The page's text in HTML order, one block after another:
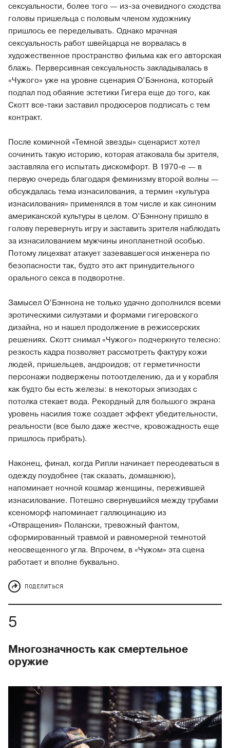
сексуальности, более того — из-за очевидного сходства
головы пришельца с половым членом художнику
пришлось ее переделывать. Однако мрачная
сексуальность работ швейцарца не ворвалась в
художественное пространство фильма как его авторская
блажь. Перверсивная сексуальность закладывалась в
«Чужого» уже на уровне сценария О’Бэннона, который
подпал под обаяние эстетики Гигера еще до того, как
Скотт все-таки заставил продюсеров подписать с тем
контракт.
После комичной «Темной звезды» сценарист хотел
сочинить такую историю, которая атаковала бы зрителя,
заставляла его испытать дискомфорт. В 1970-е — в
первую очередь благодаря феминизму второй волны —
обсуждалась тема изнасилования, а термин «культура
изнасилования» применялся в том числе и как синоним
американской культуры в целом. О’Бэннону пришло в
голову перевернуть игру и заставить зрителя наблюдать
за изнасилованием мужчины инопланетной особью.
Потому лицехват атакует зазевавшегося инженера по
безопасности так, будто это акт принудительного
орального секса в подворотне.
Замысел О’Бэннона не только удачно дополнился всеми
эротическими силуэтами и формами гигеровского
дизайна, но и нашел продолжение в режиссерских
решениях. Скотт снимал «Чужого» подчеркнуто телесно:
резкость кадра позволяет рассмотреть фактуру кожи
людей, пришельцев, андроидов; от герметичности
персонажи подвержены потоотделению, да и у корабля
как будто бы есть железы: в некоторых эпизодах с
потолка стекает вода. Рекордный для большого экрана
уровень насилия тоже создает эффект убедительности,
реальности (все было даже жестче, кровожадность еще
пришлось прибрать).
Наконец, финал, когда Рипли начинает переодеваться в
одежду поудобнее (так сказать, домашнюю),
напоминает ночной кошмар женщины, пережившей
изнасилование. Потешно свернувшийся между трубами
ксеноморф напоминает галлюцинацию из
«Отвращения» Полански, тревожный фантом,
сформированный травмой и равномерной темнотой
неосвещенного угла. Впрочем, в «Чужом» эта сцена
работает и вполне буквально.
ПОДЕЛИТЬСЯ
Многозначность как смертельное
оружие